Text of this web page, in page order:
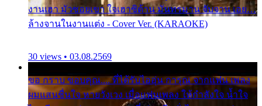
งานเฮา มัวซอยเขา ใจเฮาซิด้าน มันทรมาน จับจาน เอย…
ล้างจานในงานแต่ง - Cover Ver. (KARAOKE)
30 views • 03.08.2569
ขอ กราบ ขอบคุณ.... ที่ได้รับไออุ่น การุณ จากแฟน เพลง
ผมแสนชื่นใจ หายวังเวง เมื่อแฟนเพลง ให้กำลังใจ น้ำใจ